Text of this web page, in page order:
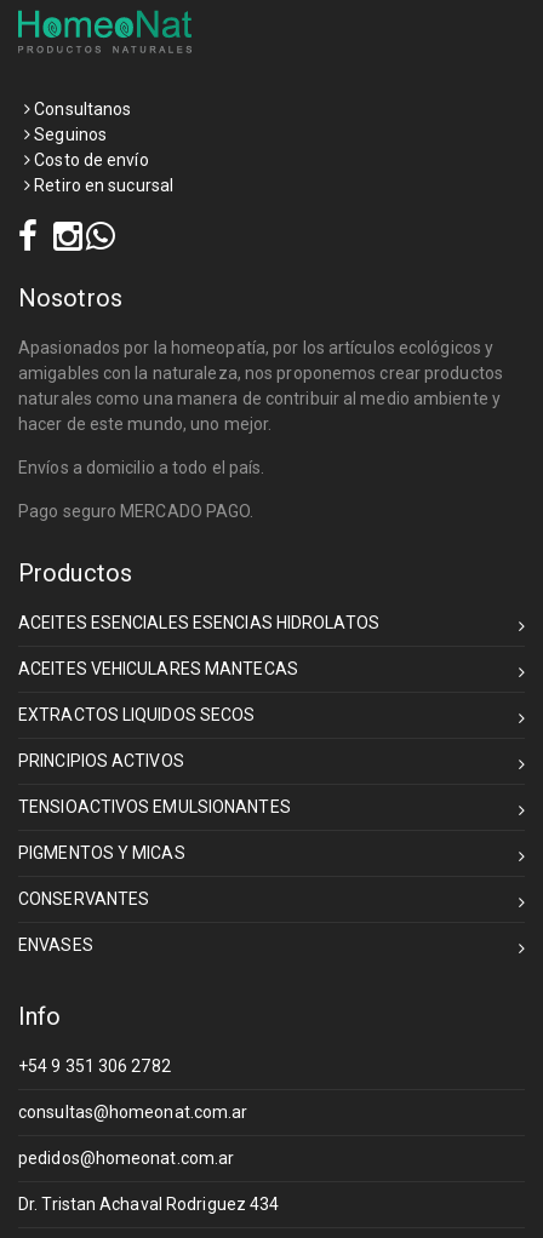
Consultanos
Seguinos
Costo de envío
Retiro en sucursal
Nosotros
Apasionados por la homeopatía, por los artículos ecológicos y
amigables con la naturaleza, nos proponemos crear productos
naturales como una manera de contribuir al medio ambiente y
hacer de este mundo, uno mejor.
Envíos a domicilio a todo el país.
Pago seguro MERCADO PAGO.
Productos
ACEITES ESENCIALES ESENCIAS HIDROLATOS
ACEITES VEHICULARES MANTECAS
EXTRACTOS LIQUIDOS SECOS
PRINCIPIOS ACTIVOS
TENSIOACTIVOS EMULSIONANTES
PIGMENTOS Y MICAS
CONSERVANTES
ENVASES
Info
+54 9 351 306 2782
consultas@homeonat.com.ar
pedidos@homeonat.com.ar
Dr. Tristan Achaval Rodriguez 434